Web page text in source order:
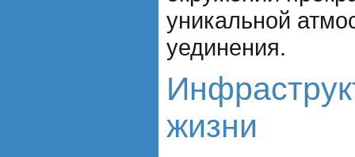
уникальной
уединения.
жизни